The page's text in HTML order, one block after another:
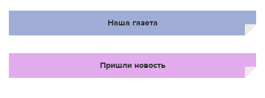
Наша газета
Пришли новость